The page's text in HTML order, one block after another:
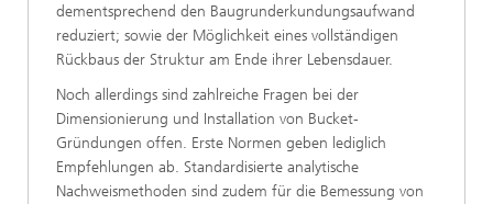
dementsprechend den Baugrunderkundungsaufwand
reduziert; sowie der Möglichkeit eines vollständigen
Rückbaus der Struktur am Ende ihrer Lebensdauer.
Noch allerdings sind zahlreiche Fragen bei der
Dimensionierung und Installation von Bucket-
Gründungen offen. Erste Normen geben lediglich
Empfehlungen ab. Standardisierte analytische
Nachweismethoden sind zudem für die Bemessung von